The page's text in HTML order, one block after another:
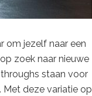
om jezelf naar een
zoek naar nieuwe
staan voor
Met deze variatie op